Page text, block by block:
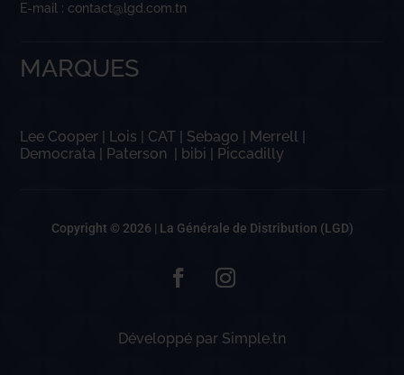
E-mail : contact@lgd.com.tn
MARQUES
Lee Cooper Lois CAT Sebago Merrell
Democrata
Paterson bibi Piccadilly
Copyright © 2026 | La Générale de Distribution (LGD)
Développé par Simple.tn